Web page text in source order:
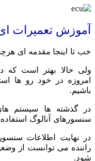
آموزش تعمیرات
خب تا اینجا مقدمه ای
ولی حالا بهتر است که
امروزه در خود رو ها
باشیم.
در گذشته ها سیستم
سنسورهای آنالوگ
در نهایت اطلاعات
راننده می توانست از
شود.